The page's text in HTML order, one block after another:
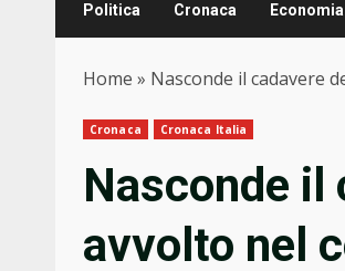
Politica Cronaca Economia
Home » Nasconde il cadavere
Cronaca Cronaca Italia
Nasconde il
avvolto nel